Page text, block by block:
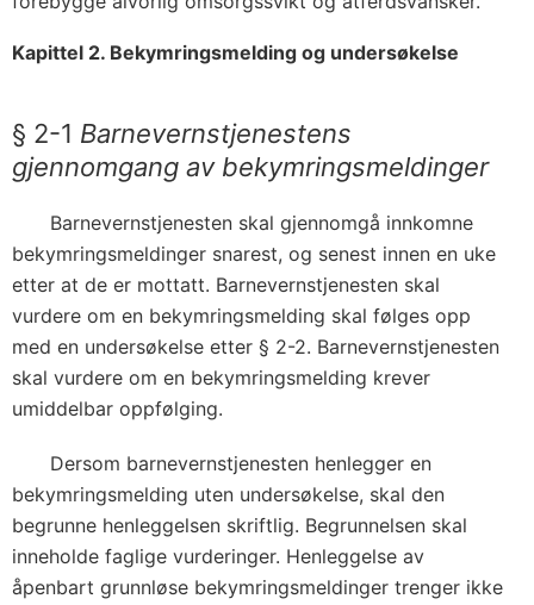
Kapittel 2. Bekymringsmelding og undersøkelse
§ 2-1 Barnevernstjenestens
gjennomgang av bekymringsmeldinger
Barnevernstjenesten skal gjennomgå innkomne
bekymringsmeldinger snarest, og senest innen en uke
etter at de er mottatt. Barnevernstjenesten skal
vurdere om en bekymringsmelding skal følges opp
med en undersøkelse etter § 2-2. Barnevernstjenesten
skal vurdere om en bekymringsmelding krever
umiddelbar oppfølging.
Dersom barnevernstjenesten henlegger en
bekymringsmelding uten undersøkelse, skal den
begrunne henleggelsen skriftlig. Begrunnelsen skal
inneholde faglige vurderinger. Henleggelse av
åpenbart grunnløse bekymringsmeldinger trenger ikke